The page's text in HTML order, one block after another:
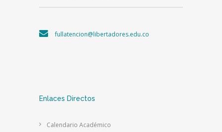
fullatencion@libertadores.edu.co
Enlaces Directos
Calendario Académico